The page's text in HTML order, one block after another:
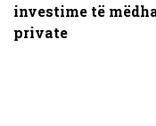
investime të
private